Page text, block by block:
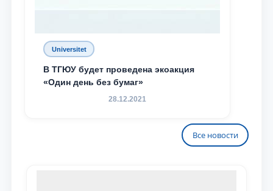
Universitet
В ТГЮУ будет проведена экоакция
«Один день без бумаг»
28.12.2021
Все новости